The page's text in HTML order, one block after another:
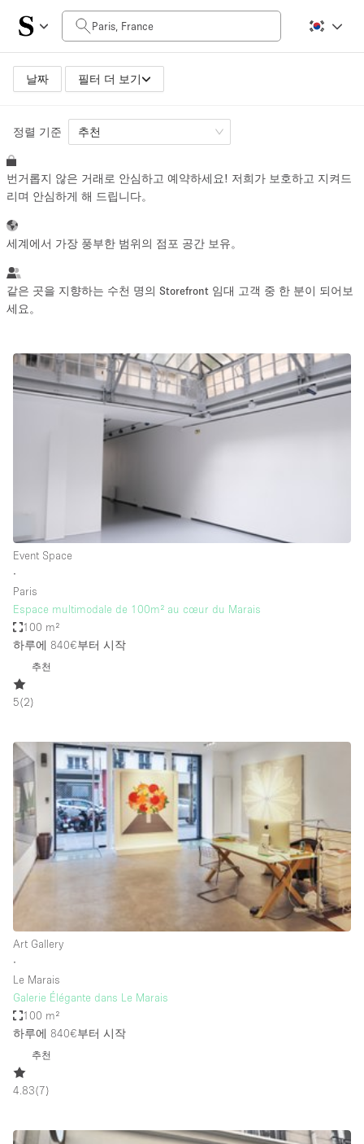
날짜 필터 더 보기
일일 비용
0€
공간 크기
10 m² 500+ m²
~ 13 명
Conference Meeting Office
Advertisement Space
Atelier / Workshop Studio
Boat
Container
Creative Space
Event Space
Fair / Festival
Mall Shop
Meeting Space
Office Space
Rooftop
정렬 기준 추천
번거롭지 않은 거래로 안심하고 예약하세요! 저희가 보호하고 지켜드
리며 안심하게 해 드립니다。
세계에서 가장 풍부한 범위의 점포 공간 보유。
같은 곳을 지향하는 수천 명의 Storefront 임대 고객 중 한 분이 되어보
세요。
Event Space
∙
Paris
Espace multimodale de 100m² au cœur du Marais
100 m²
하루에 840€부터 시작
추천
5(2)
Art Gallery
∙
Le Marais
Galerie Élégante dans Le Marais
100 m²
하루에 840€부터 시작
추천
4.83(7)